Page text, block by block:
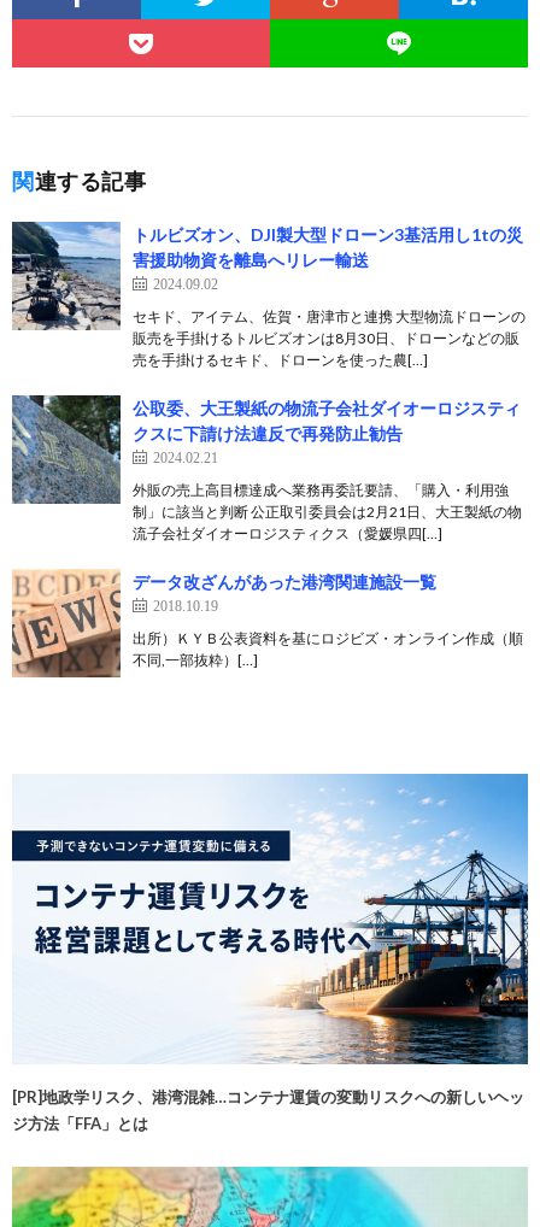
関連する記事
トルビズオン、DJI製大型ドローン3基活用し1tの災
害援助物資を離島へリレー輸送
2024.09.02
セキド、アイテム、佐賀・唐津市と連携 大型物流ドローンの
販売を手掛けるトルビズオンは8月30日、ドローンなどの販
売を手掛けるセキド、ドローンを使った農[…]
公取委、大王製紙の物流子会社ダイオーロジスティ
クスに下請け法違反で再発防止勧告
2024.02.21
外販の売上高目標達成へ業務再委託要請、「購入・利用強
制」に該当と判断 公正取引委員会は2月21日、大王製紙の物
流子会社ダイオーロジスティクス（愛媛県四[…]
データ改ざんがあった港湾関連施設一覧
2018.10.19
出所）ＫＹＢ公表資料を基にロジビズ・オンライン作成（順
不同,一部抜粋）[…]
[PR]地政学リスク、港湾混雑…コンテナ運賃の変動リスクへの新しいヘッ
ジ方法「FFA」とは